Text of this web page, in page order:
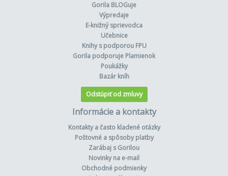
Gorila BLOGuje
Výpredaje
E-knižný sprievodca
Učebnice
Knihy s podporou FPU
Gorila podporuje Plamienok
Poukážky
Bazár kníh
Odstúpiť od zmluvy
Informácie a kontakty
Kontakty a často kladené otázky
Poštovné a spôsoby platby
Zarábaj s Gorilou
Novinky na e-mail
Obchodné podmienky